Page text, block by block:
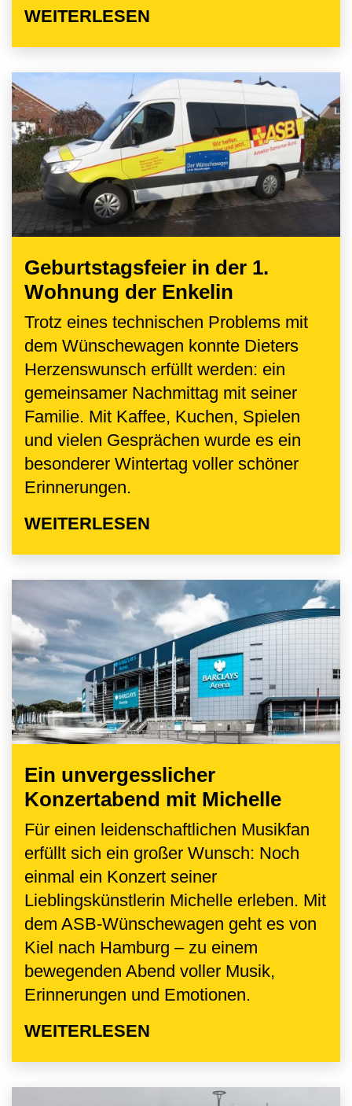
WEITERLESEN
Geburtstagsfeier in der 1.
Wohnung der Enkelin
Trotz eines technischen Problems mit
dem Wünschewagen konnte Dieters
Herzenswunsch erfüllt werden: ein
gemeinsamer Nachmittag mit seiner
Familie. Mit Kaffee, Kuchen, Spielen
und vielen Gesprächen wurde es ein
besonderer Wintertag voller schöner
Erinnerungen.
WEITERLESEN
Ein unvergesslicher
Konzertabend mit Michelle
Für einen leidenschaftlichen Musikfan
erfüllt sich ein großer Wunsch: Noch
einmal ein Konzert seiner
Lieblingskünstlerin Michelle erleben. Mit
dem ASB-Wünschewagen geht es von
Kiel nach Hamburg – zu einem
bewegenden Abend voller Musik,
Erinnerungen und Emotionen.
WEITERLESEN